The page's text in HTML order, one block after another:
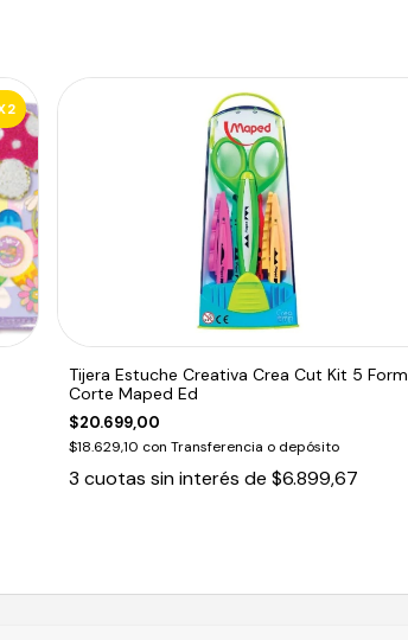
Tijera Estuche Creativa Crea Cut Kit 5
Corte Maped Ed
$20.699,00
$18.629,10 con Transferencia o depósito
3 cuotas sin interés de $6.899,67